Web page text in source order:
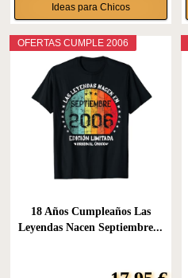
Ideas para Chicos
OFERTAS CUMPLE 2006
18 Años Cumpleaños Las
Leyendas Nacen Septiembre...